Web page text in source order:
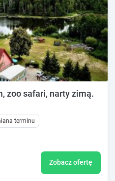
zoo safari, narty zimą.
terminu
Zobacz ofertę